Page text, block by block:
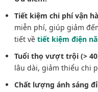
Tiết kiệm chi phí vận
miễn phí, giúp giảm
tiết vềtiết kiệm điện
Tuổi thọ vượt trội (>
lâu dài, giảm thiểu chi
Chất lượng ánh sáng